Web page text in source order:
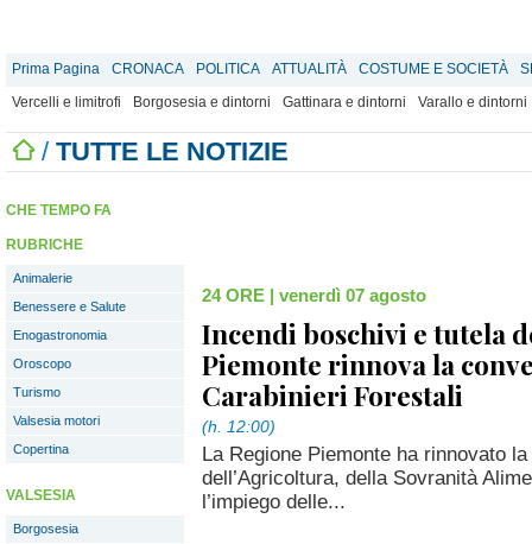
Prima Pagina CRONACA POLITICA ATTUALITÀ COSTUME E SOCIETÀ
Vercelli e limitrofi
Borgosesia e dintorni Gattinara e dintorni Varallo e dintorni
/ TUTTE LE NOTIZIE
CHE TEMPO FA
RUBRICHE
Animalerie
Benessere e Salute
Enogastronomia
Oroscopo
Turismo
Valsesia motori
Copertina
VALSESIA
Borgosesia
24 ORE | venerdì 07 agosto
Incendi boschivi e tutela
Piemonte rinnova la
Carabinieri Forestali
(h. 12:00)
La Regione Piemonte ha rinnovato
dell’Agricoltura, della Sovranità
l’impiego delle...